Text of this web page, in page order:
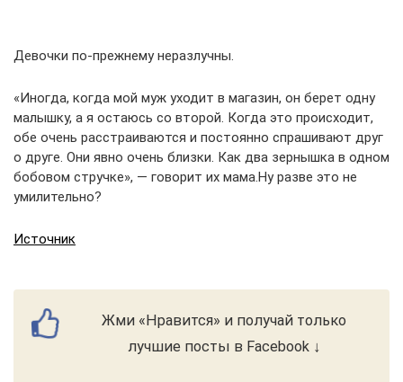
Девочки по-прежнему неразлучны.
«Иногда, когда мой муж уходит в магазин, он берет одну
малышку, а я остаюсь со второй. Когда это происходит,
обе очень расстраиваются и постоянно спрашивают друг
о друге. Они явно очень близки. Как два зернышка в одном
бобовом стручке», — говорит их мама.Ну разве это не
умилительно?
Источник
Жми «Нравится» и получай только
лучшие посты в Facebook ↓